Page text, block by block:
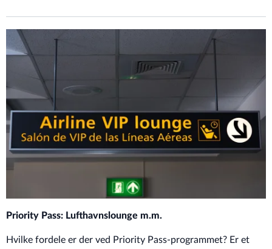
Priority Pass: Lufthavnslounge m.m.
Hvilke fordele er der ved Priority Pass-programmet? Er et